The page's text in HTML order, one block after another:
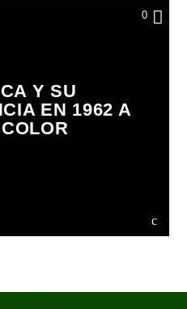
0
Y SU
EN 1962 A